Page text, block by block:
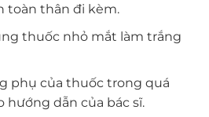
toàn thân đi kèm.
thuốc nhỏ mắt làm trắng
phụ của thuốc trong quá
dẫn của bác sĩ.